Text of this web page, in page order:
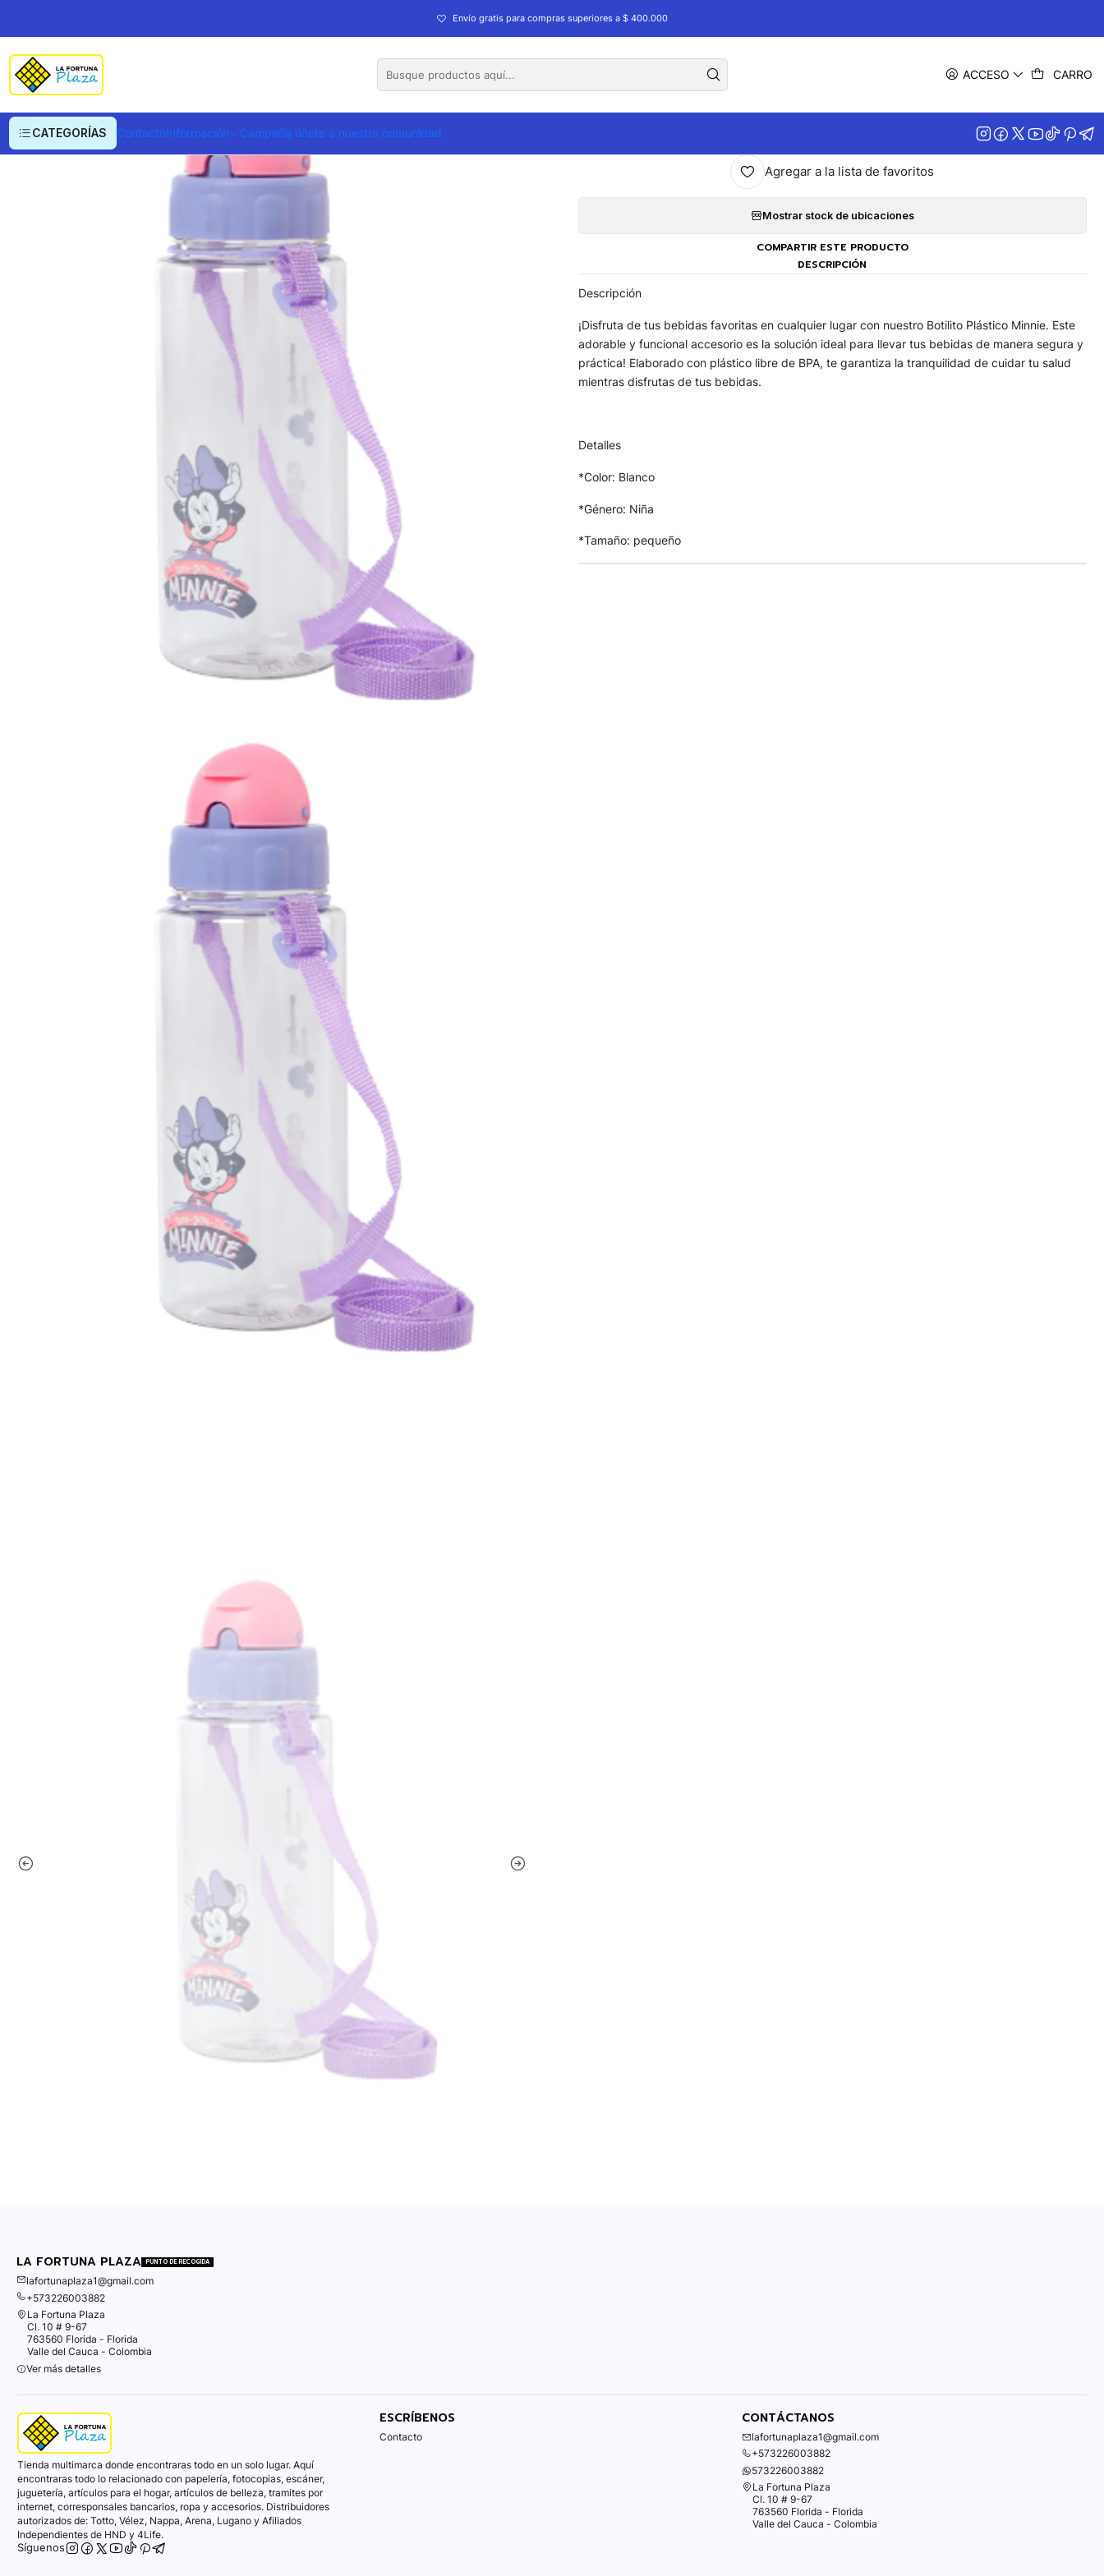
ACCESO CARRO
CATEGORÍAS ContactoInformación Campaña únete a nuestra comunidad
Envío gratis para compras superiores a $ 400.000
AGREGAR AL CARRITO
Agregar a la lista de favoritos
Mostrar stock de ubicaciones
COMPARTIR ESTE PRODUCTO
DESCRIPCIÓN
Descripción
¡Disfruta de tus bebidas favoritas en cualquier lugar con nuestro Botilito Plástico Minnie. Este
adorable y funcional accesorio es la solución ideal para llevar tus bebidas de manera segura y
práctica! Elaborado con plástico libre de BPA, te garantiza la tranquilidad de cuidar tu salud
mientras disfrutas de tus bebidas.
Detalles
*Color: Blanco
*Género: Niña
*Tamaño: pequeño
LA FORTUNA PLAZA PUNTO DE RECOGIDA
lafortunaplaza1@gmail.com
+573226003882
La Fortuna Plaza
Cl. 10 # 9-67
763560 Florida - Florida
Valle del Cauca - Colombia
Ver más detalles
Tienda multimarca donde encontraras todo en un solo lugar. Aquí
encontraras todo lo relacionado con papelería, fotocopias, escáner,
juguetería, artículos para el hogar, artículos de belleza, tramites por
internet, corresponsales bancarios, ropa y accesorios. Distribuidores
autorizados de: Totto, Vélez, Nappa, Arena, Lugano y Afiliados
Independientes de HND y 4Life.
Síguenos
ESCRÍBENOS
Contacto
CONTÁCTANOS
lafortunaplaza1@gmail.com
+573226003882
573226003882
La Fortuna Plaza
Cl. 10 # 9-67
763560 Florida - Florida
Valle del Cauca - Colombia